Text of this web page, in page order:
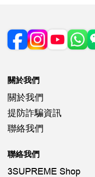
關於我們
關於我們
提防詐騙資訊
聯絡我們
聯絡我們
3SUPREME Shop